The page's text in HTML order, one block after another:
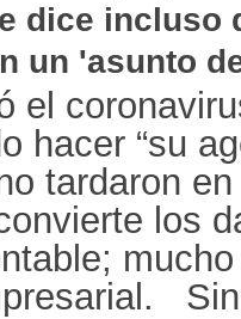
dice incluso
un 'asunto
el
hacer “su
tardaron
los